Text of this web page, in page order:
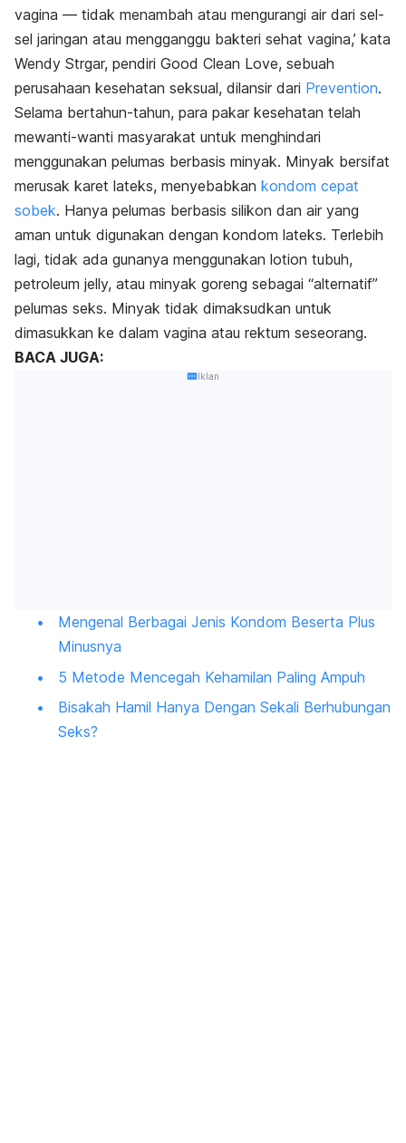
vagina — tidak menambah atau mengurangi air dari sel-
sel jaringan atau mengganggu bakteri sehat vagina,’ kata
Wendy Strgar, pendiri Good Clean Love, sebuah
perusahaan kesehatan seksual, dilansir dari Prevention.
Selama bertahun-tahun, para pakar kesehatan telah
mewanti-wanti masyarakat untuk menghindari
menggunakan pelumas berbasis minyak. Minyak bersifat
merusak karet lateks, menyebabkan kondom cepat
sobek. Hanya pelumas berbasis silikon dan air yang
aman untuk digunakan dengan kondom lateks. Terlebih
lagi, tidak ada gunanya menggunakan lotion tubuh,
petroleum jelly, atau minyak goreng sebagai “alternatif”
pelumas seks. Minyak tidak dimaksudkan untuk
dimasukkan ke dalam vagina atau rektum seseorang.
BACA JUGA:
Iklan
Mengenal Berbagai Jenis Kondom Beserta Plus
Minusnya
5 Metode Mencegah Kehamilan Paling Ampuh
Bisakah Hamil Hanya Dengan Sekali Berhubungan
Seks?